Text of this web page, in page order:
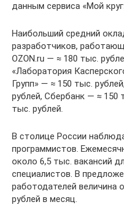
данным сервиса «Мой
Наибольший средний
разработчиков,
OZON.ru — ≈ 180 тыс.
«Лаборатория
Групп» — ≈ 150 тыс.
рублей, Сбербанк — ≈ 150
тыс. рублей.
В столице России
программистов.
около 6,5 тыс. вакансий
специалистов. В
работодателей величина
рублей в месяц.